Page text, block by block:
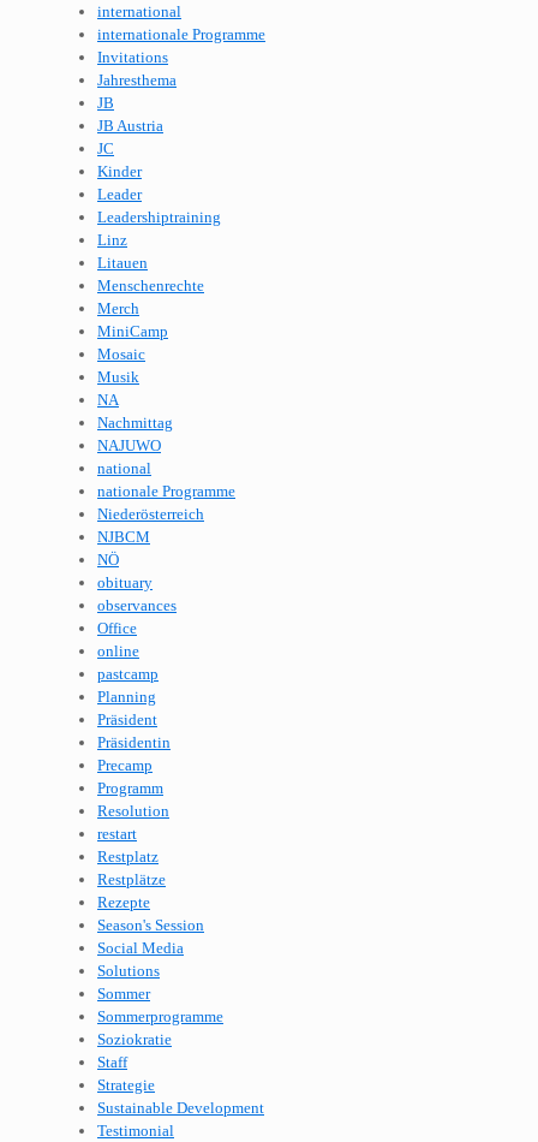
international
internationale Programme
Invitations
Jahresthema
JB
JB Austria
JC
Kinder
Leader
Leadershiptraining
Linz
Litauen
Menschenrechte
Merch
MiniCamp
Mosaic
Musik
NA
Nachmittag
NAJUWO
national
nationale Programme
Niederösterreich
NJBCM
NÖ
obituary
observances
Office
online
pastcamp
Planning
Präsident
Präsidentin
Precamp
Programm
Resolution
restart
Restplatz
Restplätze
Rezepte
Season's Session
Social Media
Solutions
Sommer
Sommerprogramme
Soziokratie
Staff
Strategie
Sustainable Development
Testimonial